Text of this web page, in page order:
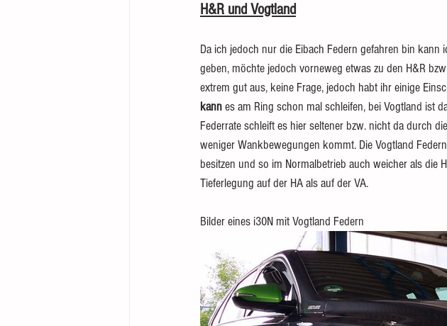
H&R und Vogtland
Da ich jedoch nur die Eibach Federn gefahren bin
geben, möchte jedoch vorneweg etwas zu den H&R
extrem gut aus, keine Frage, jedoch habt ihr einige
kann es am Ring schon mal schleifen, bei Vogtland ist
Federrate schleift es hier seltener bzw. nicht da durch
weniger Wankbewegungen kommt. Die Vogtland
besitzen und so im Normalbetrieb auch weicher als die
Tieferlegung auf der HA als auf der VA.
Bilder eines i30N mit Vogtland Federn